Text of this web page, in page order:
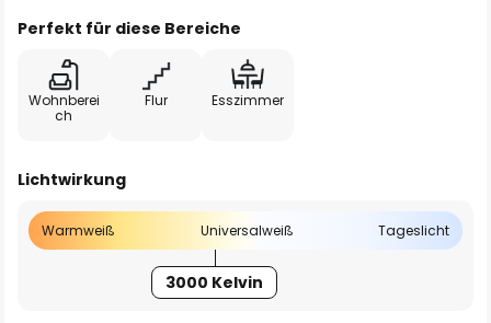
Perfekt für diese Bereiche
Wohnberei
ch
Flur Esszimmer
Lichtwirkung
Warmweiß Universalweiß Tageslicht
3000 Kelvin